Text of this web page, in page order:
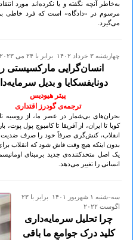
به‌خاطر آنچه نگفته و یا نکرده‌اند مورد
مرسوم در «دادگاه» است که فرد خاطی
می‌گیرد.
چهارشنبه ۳ خرداد ۱۴۰۲ برابر با ۲۴ می ۲۰۲۳
انسان‌گرایی مارکسیستی
دونایفسکایا و بدیل
پیتر هیودیس
ترجمه‌ی گودرز اقتداری
بحران‌های بی‌شمار در عصر ما، از روسیه
کوبا تا ایران، از آفریقا تا کامبوج پول
انقلاب، کنش‌گری صرفاً خود را صرف ضدیت
بدون اینکه هیچ وقت فاش شود که انقلاب
یک اصل متحدکننده‌ی جدید برمبنای
انسانی را تغییر می‌دهد.
سه-شنبه ۱ شهريور ۱۴۰۱ برابر با ۲۳
اگوست ۲۰۲۲
چرا تحلیل سرمایه‌داری
کلید درک جوامعِ ما باقی